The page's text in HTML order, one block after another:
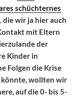
schüchternes
,die wir ja hier auch
mit Eltern
der
Kinder in
Folgen die Krise
könnte, wollten wir
auf die 0- bis 5-